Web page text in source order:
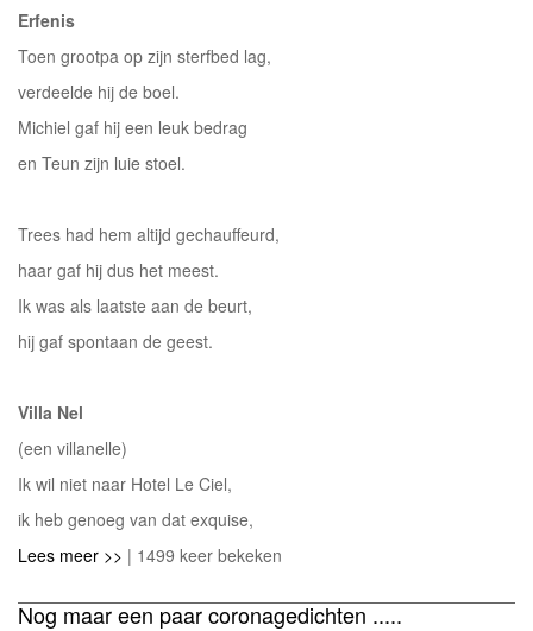
Erfenis
Toen grootpa op zijn sterfbed lag,
verdeelde hij de boel.
Michiel gaf hij een leuk bedrag
en Teun zijn luie stoel.
Trees had hem altijd gechauffeurd,
haar gaf hij dus het meest.
Ik was als laatste aan de beurt,
hij gaf spontaan de geest.
Villa Nel
(een villanelle)
Ik wil niet naar Hotel Le Ciel,
ik heb genoeg van dat exquise,
Lees meer >> | 1499 keer bekeken
Nog maar een paar coronagedichten .....